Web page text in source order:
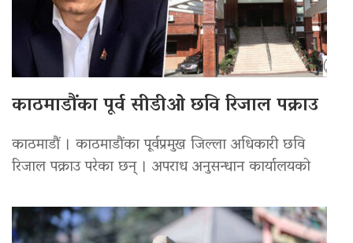
काठमाडौंका पूर्व सीडीओ छवि रिजाल पक्राउ
काठमाडौं । काठमाडौंका पूर्वप्रमुख जिल्ला अधिकारी छवि
रिजाल पक्राउ परेका छन् । अपराध अनुसन्धान कार्यालयको